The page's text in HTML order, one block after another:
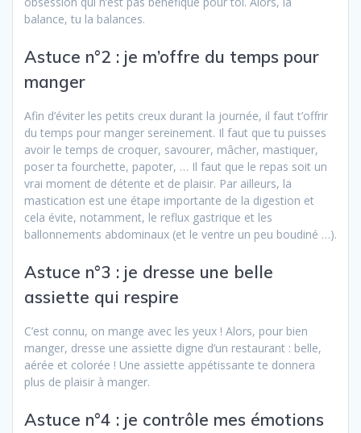
balance, tu la balances.
Astuce n°2 : je m’offre du temps pour
manger
Afin d’éviter les petits creux durant la journée, il faut t’offrir
du temps pour manger sereinement. Il faut que tu puisses
avoir le temps de croquer, savourer, mâcher, mastiquer,
poser ta fourchette, papoter, … Il faut que le repas soit un
vrai moment de détente et de plaisir. Par ailleurs, la
mastication est une étape importante de la digestion et
cela évite, notamment, le reflux gastrique et les
ballonnements abdominaux (et le ventre un peu boudiné …).
Astuce n°3 : je dresse une belle
assiette qui respire
C’est connu, on mange avec les yeux ! Alors, pour bien
manger, dresse une assiette digne d’un restaurant : belle,
aérée et colorée ! Une assiette appétissante te donnera
plus de plaisir à manger.
Astuce n°4 : je contrôle mes émotions